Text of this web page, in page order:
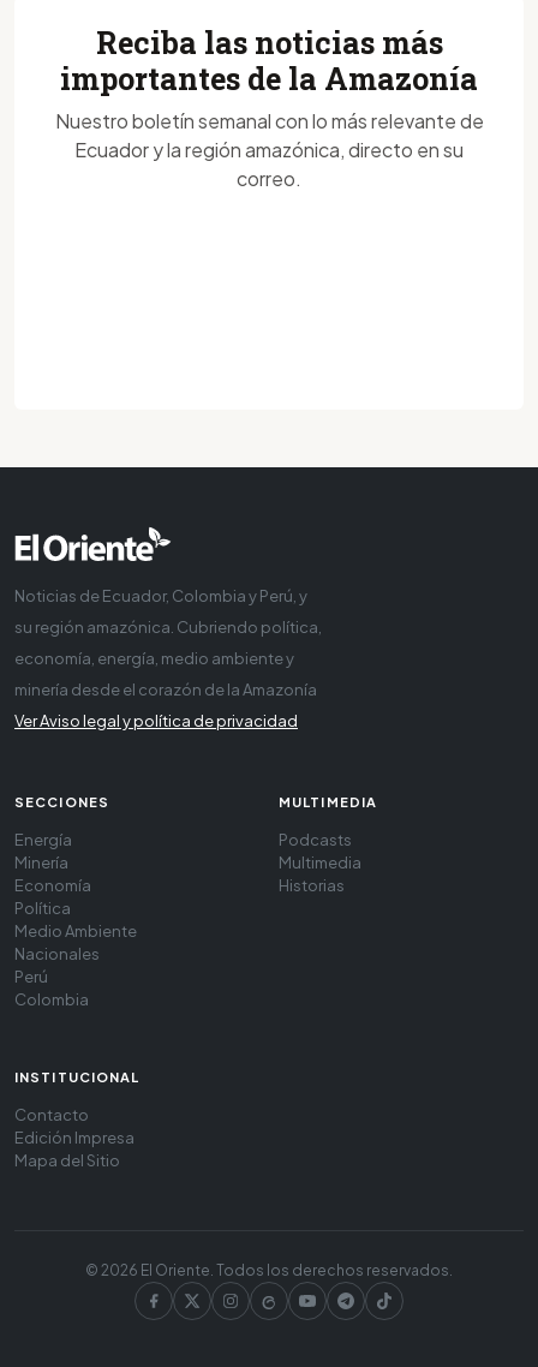
Reciba las noticias más
importantes de la Amazonía
Nuestro boletín semanal con lo más relevante de
Ecuador y la región amazónica, directo en su
correo.
Noticias de Ecuador, Colombia y Perú, y
su región amazónica. Cubriendo política,
economía, energía, medio ambiente y
minería desde el corazón de la Amazonía
Ver Aviso legal y política de privacidad
SECCIONES
Energía
Minería
Economía
Política
Medio Ambiente
Nacionales
Perú
Colombia
MULTIMEDIA
Podcasts
Multimedia
Historias
INSTITUCIONAL
Contacto
Edición Impresa
Mapa del Sitio
© 2026 El Oriente. Todos los derechos reservados.